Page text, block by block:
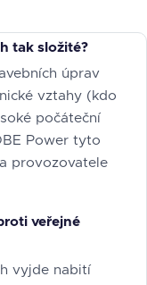
tak složité?
úprav
vztahy (kdo
počáteční
Power tyto
provozovatele
veřejné
vyjde nabití